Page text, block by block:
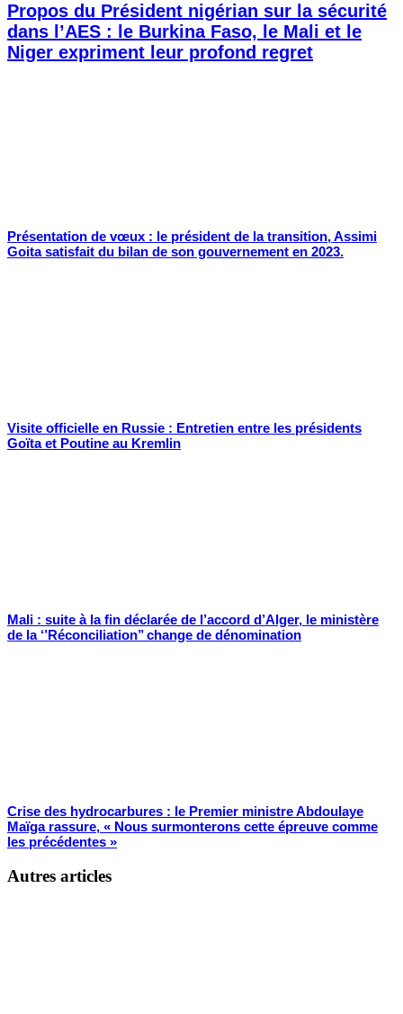
Propos du Président nigérian sur la sécurité
dans l’AES : le Burkina Faso, le Mali et le
Niger expriment leur profond regret
Présentation de vœux : le président de la transition, Assimi
Goita satisfait du bilan de son gouvernement en 2023.
Visite officielle en Russie : Entretien entre les présidents
Goïta et Poutine au Kremlin
Mali : suite à la fin déclarée de l’accord d’Alger, le ministère
de la ‘’Réconciliation’’ change de dénomination
Crise des hydrocarbures : le Premier ministre Abdoulaye
Maïga rassure, « Nous surmonterons cette épreuve comme
les précédentes »
Autres articles